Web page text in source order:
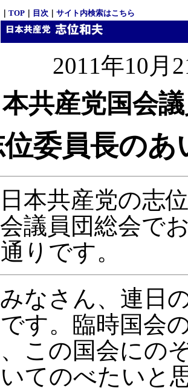
TOP｜ 目次｜ サイト内検索はこちら
2011年10月
本共産党国会
委員長のあ
本共産党の志
議員団総会で
りです。
なさん、連日
す。臨時国会
この国会にの
てのべたいと